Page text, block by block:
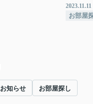
2023.11.11
お部屋
お知らせ お部屋探し